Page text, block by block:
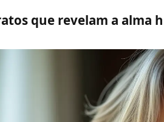
que revelam a alma